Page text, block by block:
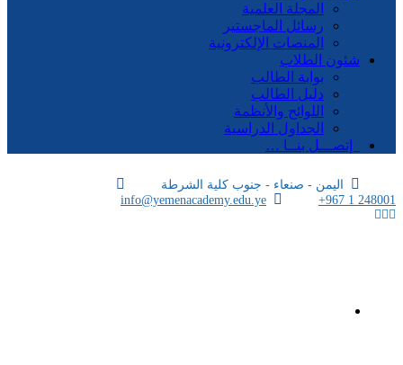
المجلة العلمية
رسائل الماجستير
المنصات الإلكترونية
شئون الطلاب
بوابة الطالب
دليل الطالب
اللوائح والأنظمة
الجداول الدراسية
إتصـــل بنــا …
اليمن - صنعاء - جنوب كلية الشرطة
info@yemenacademy.edu.ye
+967 1 248001